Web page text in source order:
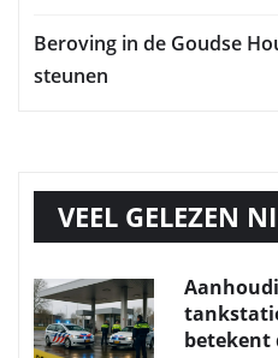
Beroving in de Goudse
steunen
VEEL GELEZEN
betekent